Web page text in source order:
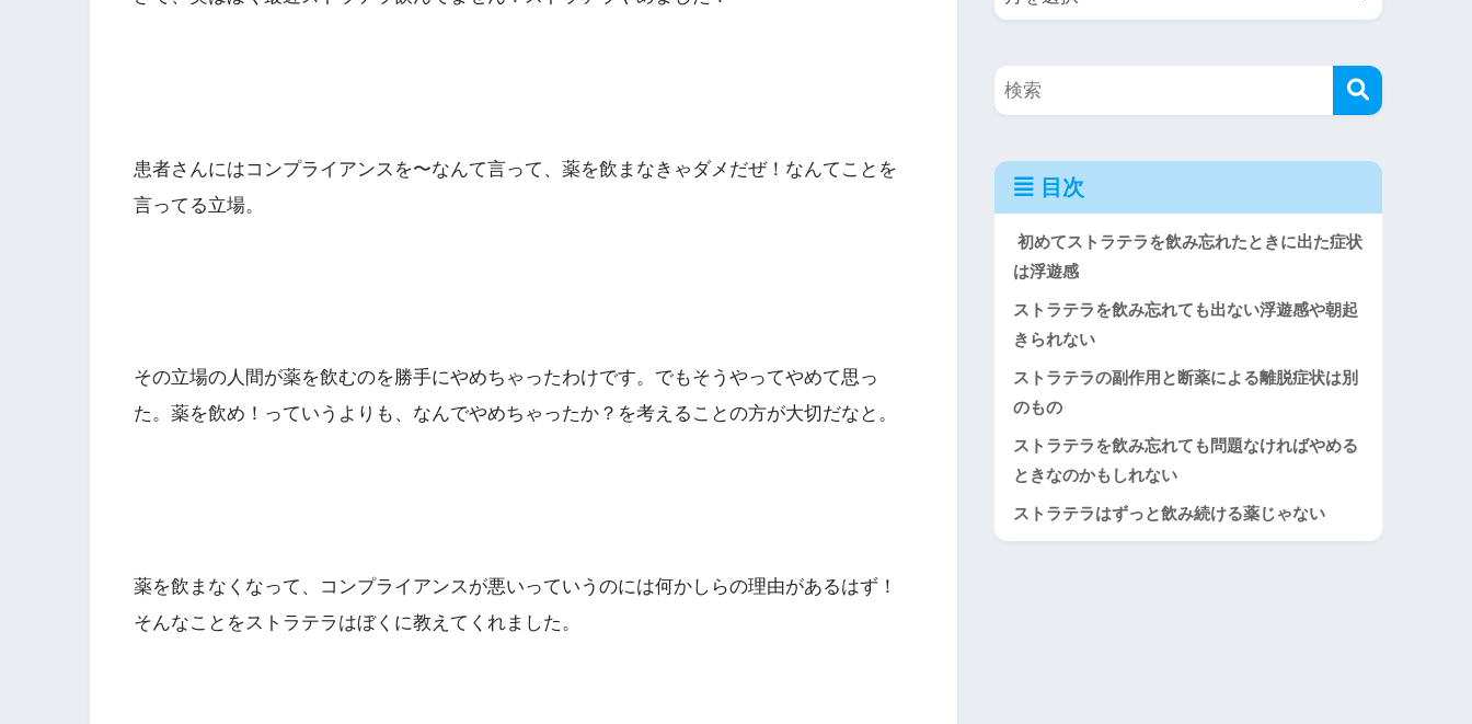
患者さんにはコンプライアンスを〜なんて言って、薬を飲まなきゃダメだぜ！なんてことを
言ってる立場。
その立場の人間が薬を飲むのを勝手にやめちゃったわけです。でもそうやってやめて思っ
た。薬を飲め！っていうよりも、なんでやめちゃったか？を考えることの方が大切だなと。
薬を飲まなくなって、コンプライアンスが悪いっていうのには何かしらの理由があるはず！
そんなことをストラテラはぼくに教えてくれました。
目次
初めてストラテラを飲み忘れたときに出た症状
は浮遊感
ストラテラを飲み忘れても出ない浮遊感や朝起
きられない
ストラテラの副作用と断薬による離脱症状は別
のもの
ストラテラを飲み忘れても問題なければやめる
ときなのかもしれない
ストラテラはずっと飲み続ける薬じゃない